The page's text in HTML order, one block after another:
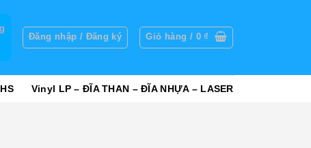
Đăng nhập / Đăng ký Giỏ hàng / 0₫
Vinyl LP – ĐĨA THAN – ĐĨA NHỰA – LASER